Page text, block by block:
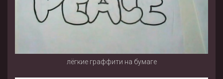
лёгкие граффити на бумаге